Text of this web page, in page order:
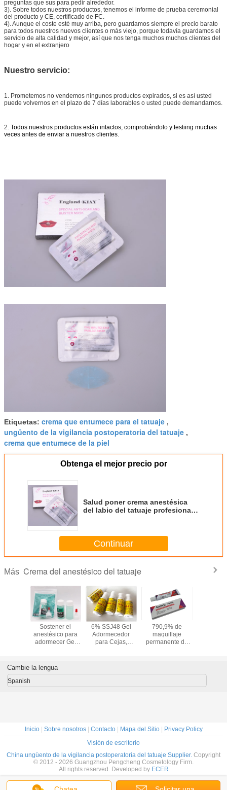
preguntas que sus para pedir alrededor.
3). Sobre todos nuestros productos, tenemos el informe de prueba ceremonial
del producto y CE, certificado de FC.
4). Aunque el coste esté muy arriba, pero guardamos siempre el precio barato
para todos nuestros nuevos clientes o más viejo, porque todavía guardamos el
servicio de alta calidad y mejor, así que nos tenga muchos muchos clientes del
hogar y en el extranjero
Nuestro servicio:
1. Prometemos no vendemos ningunos productos expirados, si es así usted
puede volvernos en el plazo de 7 días laborables o usted puede demandarnos.
2. Todos nuestros productos están intactos, comprobándolo y testiing muchas
veces antes de enviar a nuestros clientes.
Etiquetas: crema que entumece para el tatuaje ,
ungüento de la vigilancia postoperatoria del tatuaje ,
crema que entumece de la piel
Obtenga el mejor precio por
Salud poner crema anestésica
del labio del tatuaje profesional
Continuar
Más Crema del anestésico del tatuaje
Blue
Gel
Sostener el
anestésico para
adormecer Gel
microblading
perforante
6% SSJ48 Gel
Adormecedor
para Cejas,
790,9% de
maquillaje
permanente de
Cambie la lengua
Spanish
Inicio| Sobre nosotros| Contacto| Mapa del Sitio|
Privacy Policy
Visión de escritorio
China ungüento de la vigilancia postoperatoria del tatuaje Supplier. Copyright
© 2012 - 2026 Guangzhou Pengcheng Cosmetology Firm.
All rights reserved. Developed by ECER